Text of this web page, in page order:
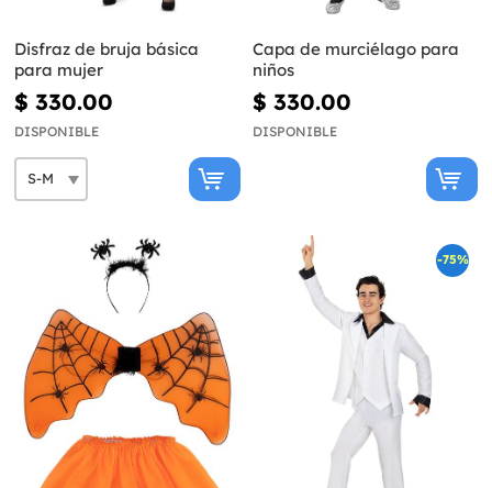
Disfraz de bruja básica
para mujer
$ 330.00
DISPONIBLE
Capa de murciélago para
niños
$ 330.00
DISPONIBLE
-75%